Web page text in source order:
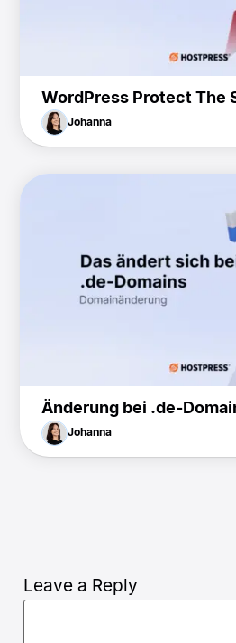
WordPress Protect The
Johanna
Änderung bei .de-
Johanna
Leave a Reply